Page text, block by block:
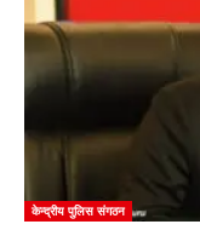
केन्द्रीय पुलिस संगठन